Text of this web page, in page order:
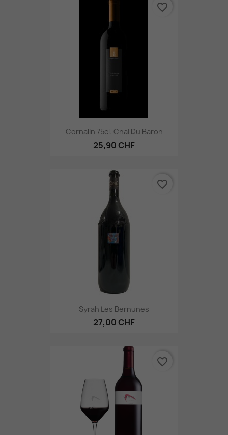
Cornalin 75cl. Chai Du Baron
25,90 CHF
favorite_border
Syrah Les Bernunes
27,00 CHF
favorite_border
favorite_border